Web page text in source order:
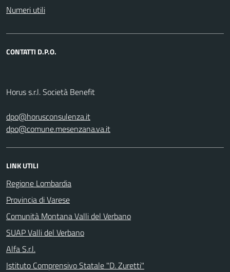
Numeri utili
CONTATTI D.P.O.
Horus s.r.l. Società Benefit
dpo@horusconsulenza.it
dpo@comune.mesenzana.va.it
LINK UTILI
Regione Lombardia
Provincia di Varese
Comunità Montana Valli del Verbano
SUAP Valli del Verbano
Alfa S.r.l.
Istituto Comprensivo Statale "D. Zuretti"